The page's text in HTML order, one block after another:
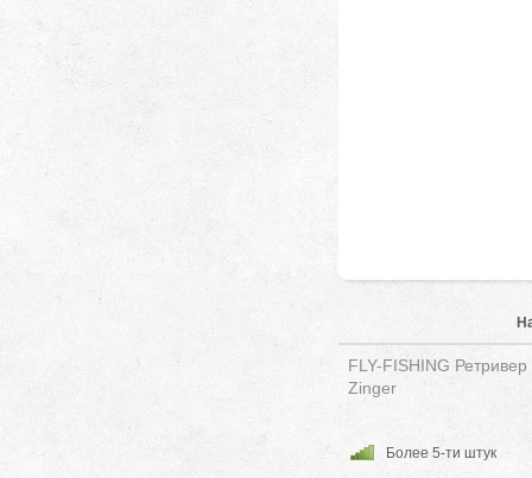
FLY-FISHING
Zinger
Более 5-ти штук